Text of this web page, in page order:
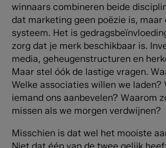
winnaars combineren beide
dat marketing geen poëzie is, maar
systeem. Het is
zorg dat je merk beschikbaar is.
media, geheugenstructuren en
Maar stel óók de lastige vragen.
Welke associaties willen we laden?
iemand ons aanbevelen? Waarom
missen als we morgen verdwijnen?
Misschien is dat wel het mooiste
Niet dat één van de twee gelijk